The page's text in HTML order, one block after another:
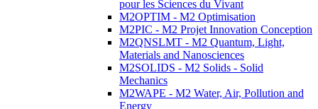
pour les Sciences du Vivant
M2OPTIM - M2 Optimisation
M2PIC - M2 Projet Innovation Conception
M2QNSLMT - M2 Quantum, Light,
Materials and Nanosciences
M2SOLIDS - M2 Solids - Solid
Mechanics
M2WAPE - M2 Water, Air, Pollution and
Energy